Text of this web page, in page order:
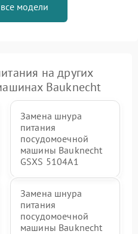
модели
на других
Bauknecht
Замена шнура
питания
посудомоечной
машины Bauknecht
GSXS 5104A1
Замена шнура
питания
посудомоечной
машины Bauknecht